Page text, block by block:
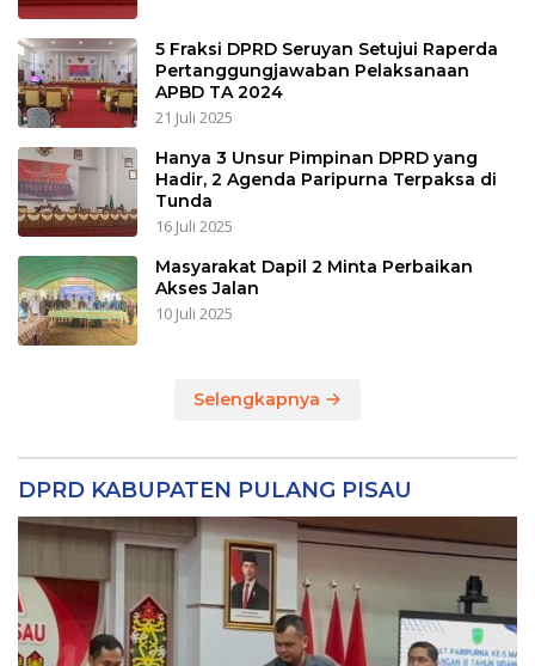
5 Fraksi DPRD Seruyan Setujui Raperda
Pertanggungjawaban Pelaksanaan
APBD TA 2024
21 Juli 2025
Hanya 3 Unsur Pimpinan DPRD yang
Hadir, 2 Agenda Paripurna Terpaksa di
Tunda
16 Juli 2025
Masyarakat Dapil 2 Minta Perbaikan
Akses Jalan
10 Juli 2025
Selengkapnya
DPRD KABUPATEN PULANG PISAU